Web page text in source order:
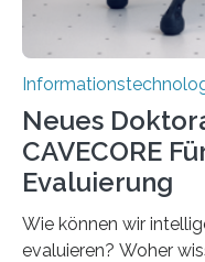
rücken dabei
Neues
CAVECORE
Evaluierung
Wie können wir
evaluieren? Woher